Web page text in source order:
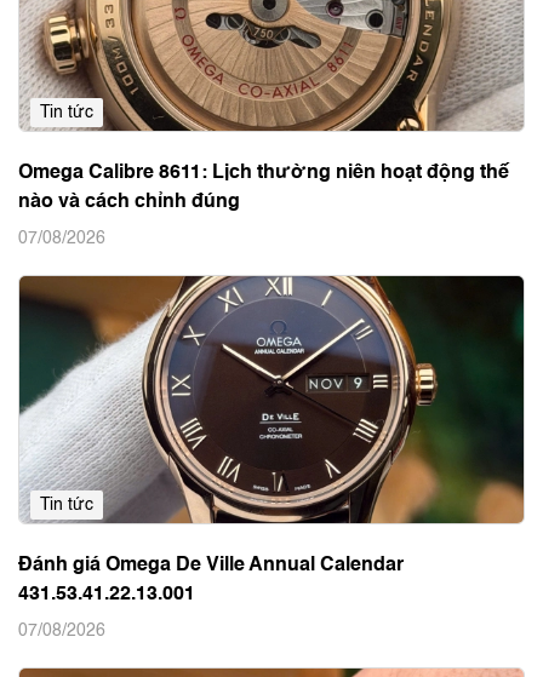
Tin tức
Omega Calibre 8611: Lịch thường niên hoạt động thế
nào và cách chỉnh đúng
07/08/2026
Tin tức
Đánh giá Omega De Ville Annual Calendar
431.53.41.22.13.001
07/08/2026